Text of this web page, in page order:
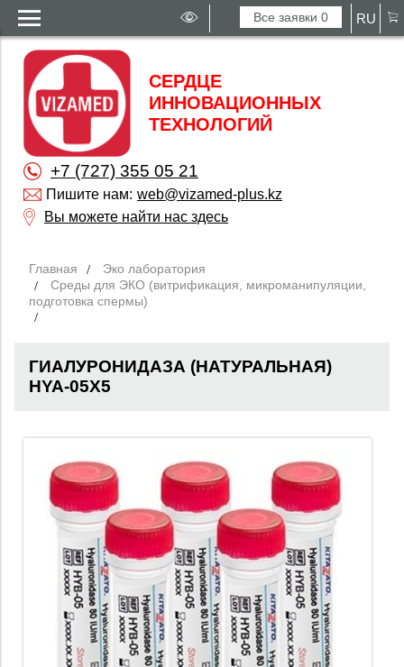
Все заявки0 RU
СЕРДЦЕ
ИННОВАЦИОННЫХ
ТЕХНОЛОГИЙ
+7 (727) 355 05 21
Пишите нам: web@vizamed-plus.kz
Вы можете найти нас здесь
Главная
Эко лаборатория
Среды для ЭКО (витрификация, микроманипуляции,
подготовка спермы)
ГИАЛУРОНИДАЗА (НАТУРАЛЬНАЯ)
HYA-05X5